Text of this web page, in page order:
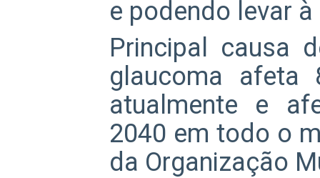
e podendo levar
Principal causa
glaucoma afeta
atualmente e
2040 em todo o
da Organização